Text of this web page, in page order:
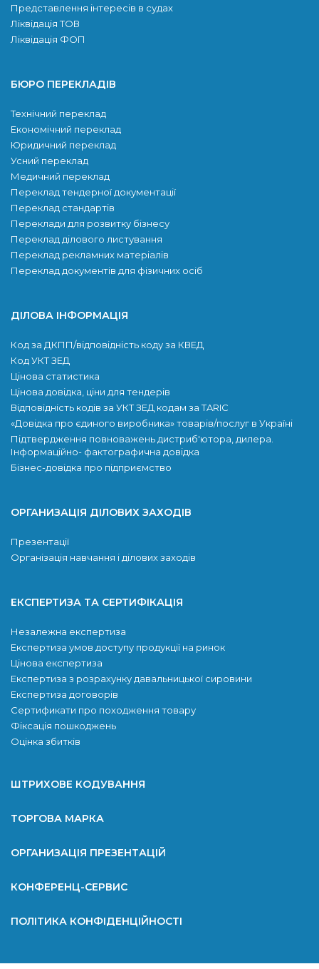
Представлення інтересів в судах
Ліквідація ТОВ
Ліквідація ФОП
БЮРО ПЕРЕКЛАДІВ
Технічний переклад
Економічний переклад
Юридичний переклад
Усний переклад
Медичний переклад
Переклад тендерної документації
Переклад стандартів
Переклади для розвитку бiзнесу
Переклад ділового листування
Переклад рекламних матеріалів
Переклад документів для фізичних осіб
ДІЛОВА ІНФОРМАЦІЯ
Код за ДКПП/відповідність коду за КВЕД
Код УКТ ЗЕД
Цінова статистика
Цінова довідка, ціни для тендерів
Відповідність кодів за УКТ ЗЕД кодам за TARIC
«Довідка про єдиного виробника» товарів/послуг в Україні
Підтвердження повноважень дистриб'ютора, дилера.
Інформаційно- фактографична довідка
Бізнес-довідка про підприємство
ОРГАНИЗАЦІЯ ДІЛОВИХ ЗАХОДІВ
Презентації
Організація навчання і ділових заходів
ЕКСПЕРТИЗА ТА СЕРТИФІКАЦІЯ
Незалежна експертиза
Експертиза умов доступу продукції на ринок
Цінова експертиза
Експертиза з розрахунку давальницької сировини
Експертиза договорів
Сертификати про походження товару
Фіксація пошкоджень
Оцінка збитків
ШТРИХОВЕ КОДУВАННЯ
ТОРГОВА МАРКА
ОРГАНИЗАЦІЯ ПРЕЗЕНТАЦІЙ
КОНФЕРЕНЦ-СЕРВИС
ПОЛІТИКА КОНФІДЕНЦІЙНОСТІ